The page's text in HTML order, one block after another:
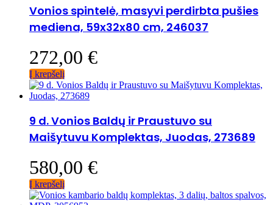
Vonios spintelė, masyvi perdirbta pušies
mediena, 59x32x80 cm, 246037
272,00 €
Į krepšelį
9 d. Vonios Baldų ir Praustuvo su
Maišytuvu Komplektas, Juodas, 273689
580,00 €
Į krepšelį